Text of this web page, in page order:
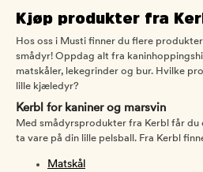
Kjøp produkter fra
Hos oss i Musti finner du flere
smådyr! Oppdag alt fra
matskåler, lekegrinder og bur. Hvilke
lille kjæledyr?
Kerbl for kaniner og marsvin
Med smådyrsprodukter fra Kerbl får
ta vare på din lille pelsball. Fra Kerbl
Matskål